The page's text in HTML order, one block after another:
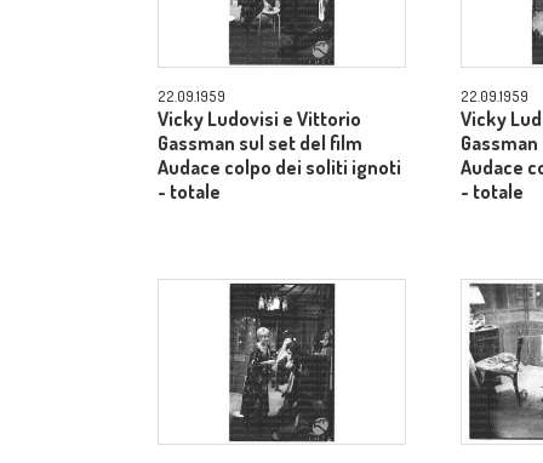
22.09.1959
Vicky Ludovisi e Vittorio
Gassman sul set del film
Audace colpo dei soliti ignoti
- totale
22.09.1959
Vicky
Audace
- totale